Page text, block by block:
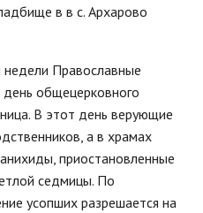
в в с. Архарово
недели Православные
общецерковного
В этот день верующие
а в храмах
приостановленные
седмицы. По
усопших разрешается на